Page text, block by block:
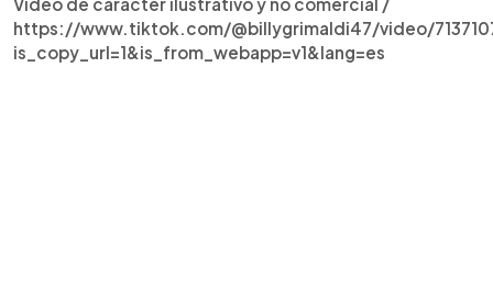
Video de carácter ilustrativo y no comercial /
https://www.tiktok.com/@billygrimaldi47/video/
is_copy_url=1&is_from_webapp=v1&lang=es